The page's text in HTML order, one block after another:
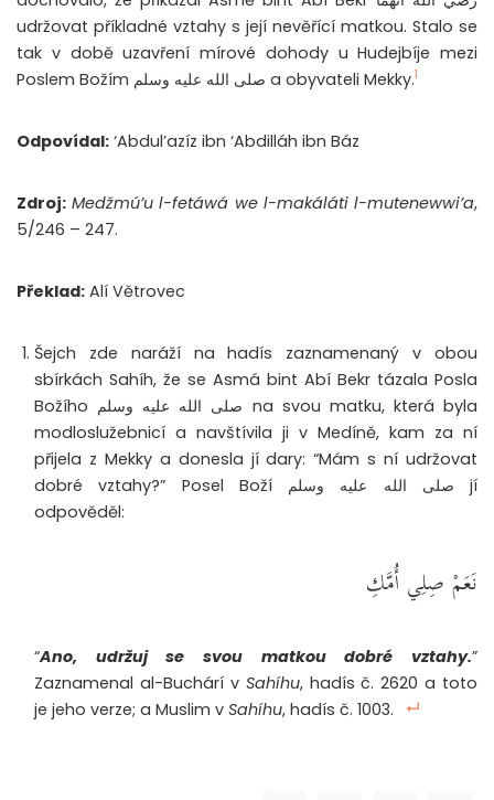
udržovat příkladné vztahy s její nevěřící matkou. Stalo se
tak v době uzavření mírové dohody u Hudejbíje mezi
Poslem Božím صلى الله عليه وسلم a obyvateli Mekky.1
Odpovídal: ‘Abdul’azíz ibn ‘Abdilláh ibn Báz
Zdroj: Medžmú’u l-fetáwá we l-makáláti l-mutenewwi’a,
5/246 – 247.
Překlad: Alí Větrovec
Šejch zde naráží na hadís zaznamenaný v obou
sbírkách Sahíh, že se Asmá bint Abí Bekr tázala Posla
Božího صلى الله عليه وسلم na svou matku, která byla
modloslužebnicí a navštívila ji v Medíně, kam za ní
přijela z Mekky a donesla jí dary: “Mám s ní udržovat
dobré vztahy?” Posel Boží صلى الله عليه وسلم jí
odpověděl:
نَعَمْ صِلِي أُمَّكِ
“Ano, udržuj se svou matkou dobré vztahy.”
Zaznamenal al-Buchárí v Sahíhu, hadís č. 2620 a toto
je jeho verze; a Muslim v Sahíhu, hadís č. 1003.